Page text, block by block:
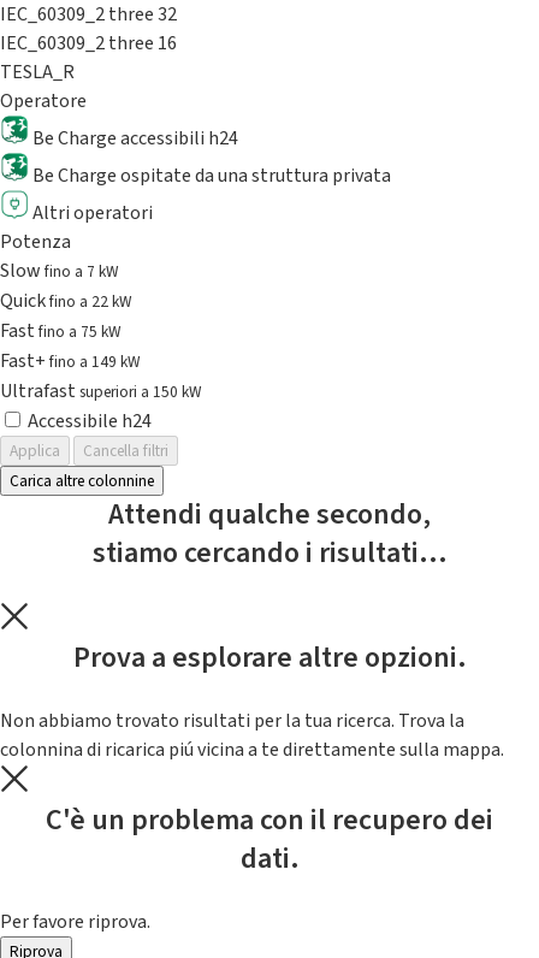
IEC_60309_2 three 32
IEC_60309_2 three 16
TESLA_R
Operatore
Be Charge accessibili h24
Be Charge ospitate da una struttura privata
Altri operatori
Potenza
Slowfino a 7 kW
Quickfino a 22 kW
Fastfino a 75 kW
Fast+fino a 149 kW
Ultrafast superiori a 150 kW
Accessibile h24
Applica
Cancella filtri
Carica altre colonnine
Attendi qualche secondo,
stiamo cercando i risultati...
Prova a esplorare altre opzioni.
Non abbiamo trovato risultati per la tua ricerca. Trova la
colonnina di ricarica piú vicina a te direttamente sulla mappa.
C'è un problema con il recupero dei
dati.
Per favore riprova.
Riprova